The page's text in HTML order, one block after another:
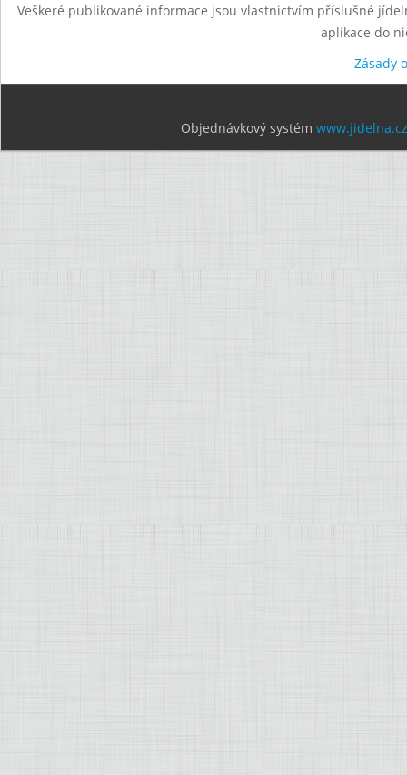
Veškeré publikované informace jsou vlastnictvím příslušné
aplikace do
Zásady
Objednávkový systém www.jidelna.cz